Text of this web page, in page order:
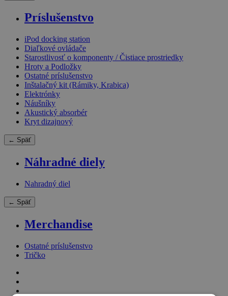
Príslušenstvo
iPod docking station
Diaľkové ovládače
Starostlivosť o komponenty / Čistiace prostriedky
Hroty a Podložky
Ostatné príslušenstvo
Inštalačný kit (Rámiky, Krabica)
Elektrónky
Náušníky
Akustický absorbér
Kryt dizajnový
← Späť
Náhradné diely
Nahradný diel
← Späť
Merchandise
Ostatné príslušenstvo
Tričko